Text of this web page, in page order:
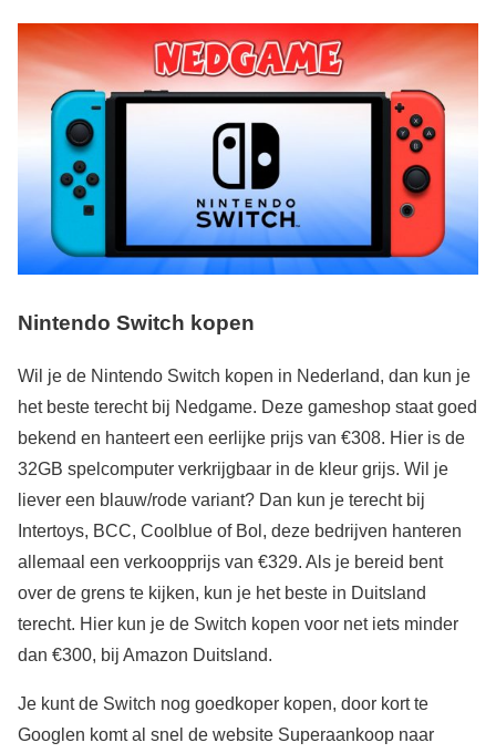
Nintendo Switch kopen
Wil je de Nintendo Switch kopen in Nederland, dan kun je
het beste terecht bij Nedgame. Deze gameshop staat goed
bekend en hanteert een eerlijke prijs van €308. Hier is de
32GB spelcomputer verkrijgbaar in de kleur grijs. Wil je
liever een blauw/rode variant? Dan kun je terecht bij
Intertoys, BCC, Coolblue of Bol, deze bedrijven hanteren
allemaal een verkoopprijs van €329. Als je bereid bent
over de grens te kijken, kun je het beste in Duitsland
terecht. Hier kun je de Switch kopen voor net iets minder
dan €300, bij Amazon Duitsland.
Je kunt de Switch nog goedkoper kopen, door kort te
Googlen komt al snel de website Superaankoop naar